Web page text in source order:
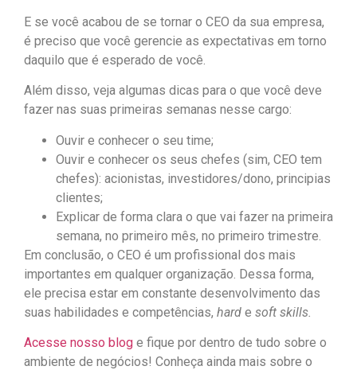
E se você acabou de se tornar o CEO da sua empresa,
é preciso que você gerencie as expectativas em torno
daquilo que é esperado de você.
Além disso, veja algumas dicas para o que você deve
fazer nas suas primeiras semanas nesse cargo:
Ouvir e conhecer o seu time;
Ouvir e conhecer os seus chefes (sim, CEO tem
chefes): acionistas, investidores/dono, principias
clientes;
Explicar de forma clara o que vai fazer na primeira
semana, no primeiro mês, no primeiro trimestre.
Em conclusão, o CEO é um profissional dos mais
importantes em qualquer organização. Dessa forma,
ele precisa estar em constante desenvolvimento das
suas habilidades e competências, hard e soft skills.
Acesse nosso blog e fique por dentro de tudo sobre o
ambiente de negócios! Conheça ainda mais sobre o